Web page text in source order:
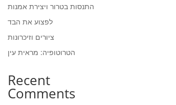
התנסות בטרור ויצירת אמנות
לפצוע את הבד
ציורים וזיכרונות
הטרוטופיה: מראית עין
Recent
Comments